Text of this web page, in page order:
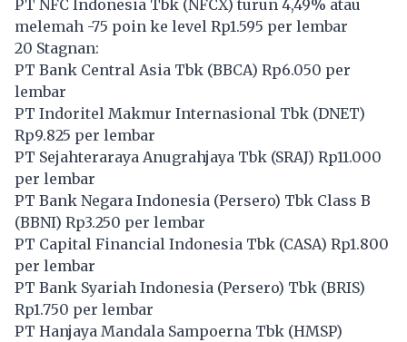
PT NFC Indonesia Tbk ( NFCX) turun 4,49% atau
melemah -75 poin ke level Rp1.595 per lembar
20 Stagnan:
PT Bank Central Asia Tbk (BBCA) Rp6.050 per
lembar
PT Indoritel Makmur Internasional Tbk (DNET)
Rp9.825 per lembar
PT Sejahteraraya Anugrahjaya Tbk (SRAJ) Rp11.000
per lembar
PT Bank Negara Indonesia (Persero) Tbk Class B
(BBNI) Rp3.250 per lembar
PT Capital Financial Indonesia Tbk (CASA) Rp1.800
per lembar
PT Bank Syariah Indonesia (Persero) Tbk (BRIS)
Rp1.750 per lembar
PT Hanjaya Mandala Sampoerna Tbk (HMSP)